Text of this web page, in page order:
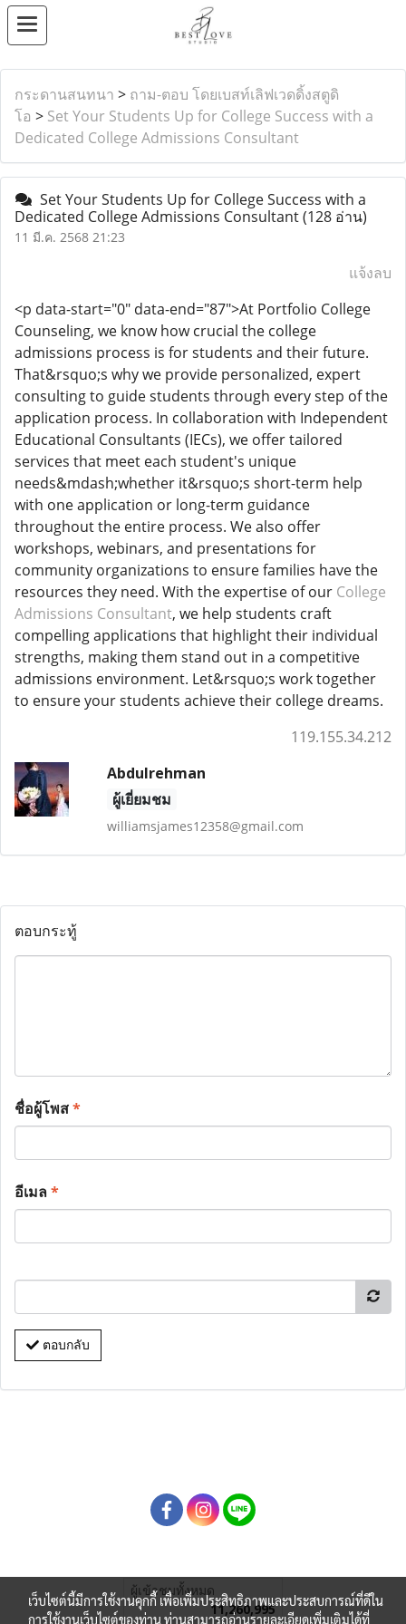
กระดานสนทนา > ถาม-ตอบ โดยเบสท์เลิฟเวดดิ้งสตูดิ
โอ > Set Your Students Up for College Success with a
Dedicated College Admissions Consultant
Set Your Students Up for College Success with a
Dedicated College Admissions Consultant(128 อ่าน)
11 มี.ค. 2568 21:23
แจ้งลบ
<p data-start="0" data-end="87">At Portfolio College
Counseling, we know how crucial the college
admissions process is for students and their future.
That&rsquo;s why we provide personalized, expert
consulting to guide students through every step of the
application process. In collaboration with Independent
Educational Consultants (IECs), we offer tailored
services that meet each student's unique
needs&mdash;whether it&rsquo;s short-term help
with one application or long-term guidance
throughout the entire process. We also offer
workshops, webinars, and presentations for
community organizations to ensure families have the
resources they need. With the expertise of our College
Admissions Consultant, we help students craft
compelling applications that highlight their individual
strengths, making them stand out in a competitive
admissions environment. Let&rsquo;s work together
to ensure your students achieve their college dreams.
119.155.34.212
Abdulrehman
ผู้เยี่ยมชม
williamsjames12358@gmail.com
ตอบกระทู้
ชื่อผู้โพส*
อีเมล*
ตอบกลับ
ผู้เข้าชมทั้งหมด
11,260,995
เว็บไซต์นี้มีการใช้งานคุกกี้ เพื่อเพิ่มประสิทธิภาพและประสบการณ์ที่ดีใน
การใช้งานเว็บไซต์ของท่าน ท่านสามารถอ่านรายละเอียดเพิ่มเติมได้ที่